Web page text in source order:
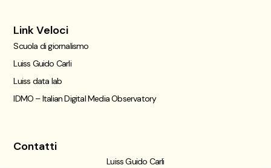
Link Veloci
Scuola di giornalismo
Luiss Guido Carli
Luiss data lab
IDMO – Italian Digital Media Observatory
Contatti
Luiss Guido Carli